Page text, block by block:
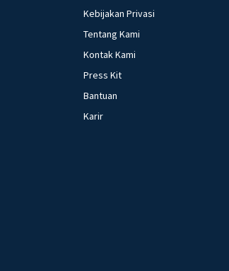
Kebijakan Privasi
Tentang Kami
Kontak Kami
Press Kit
Bantuan
Karir